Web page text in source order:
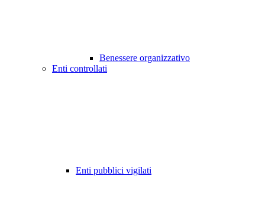
Benessere organizzativo
Enti controllati
Enti pubblici vigilati